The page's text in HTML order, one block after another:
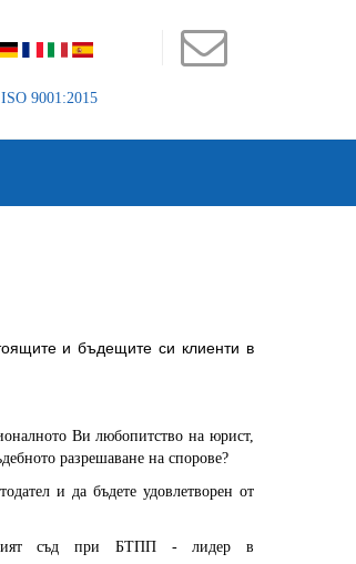
ISO 9001:2015
и бъдещите си клиенти в
Ви любопитство на юрист,
разрешаване на спорове?
и да бъдете удовлетворен от
съд при БТПП - лидер в